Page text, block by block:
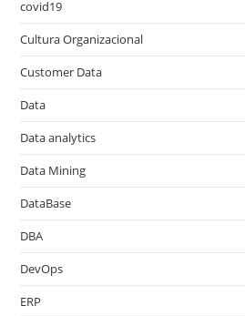
covid19
Cultura Organizacional
Customer Data
Data
Data analytics
Data Mining
DataBase
DBA
DevOps
ERP